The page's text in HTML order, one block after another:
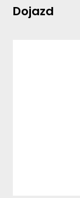
Dojazd